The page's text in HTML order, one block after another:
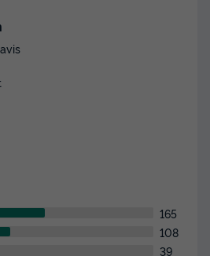
6 Personnes Climatisé
165
108
39